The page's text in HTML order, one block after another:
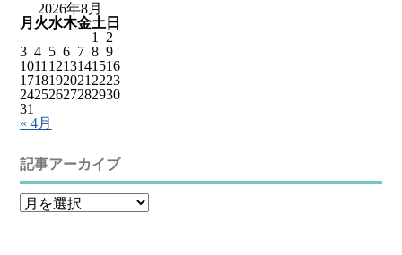
2026年8月
月 火水木金土 日
1
2
3 4 5 6 7 8 9
1011 1213141516
1718192021 2223
24252627282930
31
« 4月
記事アーカイブ